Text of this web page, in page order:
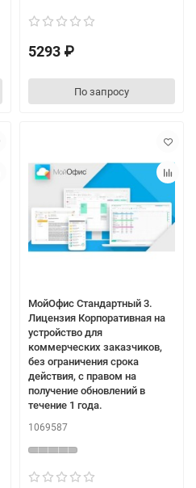
5293 ₽
По запросу
МойОфис Стандартный 3.
Лицензия Корпоративная на
устройство для
коммерческих заказчиков,
без ограничения срока
действия, с правом на
получение обновлений в
течение 1 года.
1069587